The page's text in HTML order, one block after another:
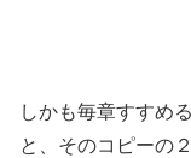
しかも毎章すすめ
と、そのコピーの